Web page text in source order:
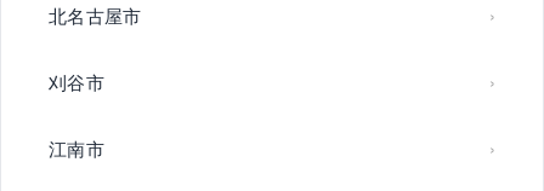
北名古屋市
刈谷市
江南市